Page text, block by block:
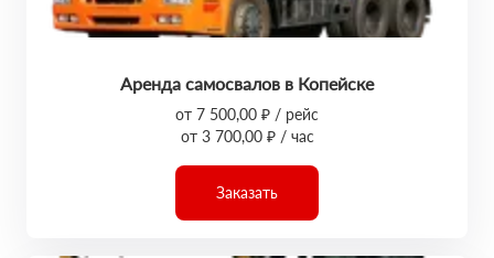
Аренда самосвалов в Копейске
от 7 500,00 ₽ / рейс
от 3 700,00 ₽ / час
Заказать